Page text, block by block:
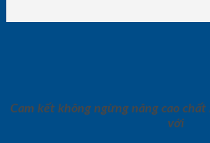
Cam kết không ngừng nâng cao
với